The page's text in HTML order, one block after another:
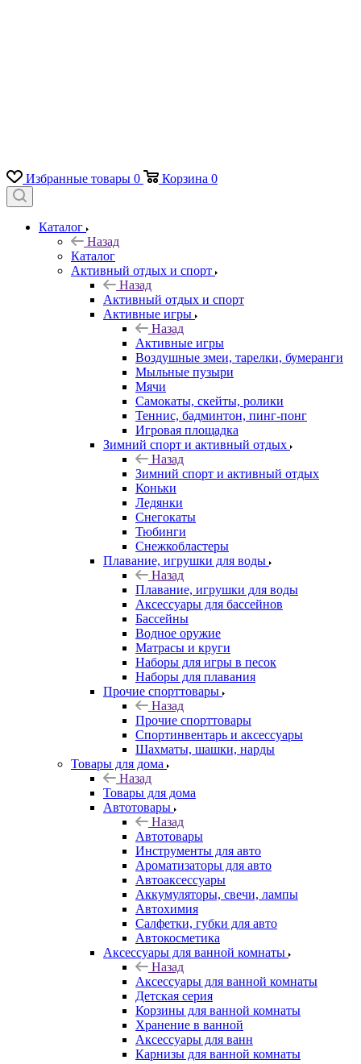
Избранные товары 0 Корзина 0
Каталог
Назад
Каталог
Активный отдых и спорт
Назад
Активный отдых и спорт
Активные игры
Назад
Активные игры
Воздушные змеи, тарелки, бумеранги
Мыльные пузыри
Мячи
Самокаты, скейты, ролики
Теннис, бадминтон, пинг-понг
Игровая площадка
Зимний спорт и активный отдых
Назад
Зимний спорт и активный отдых
Коньки
Ледянки
Снегокаты
Тюбинги
Снежкобластеры
Плавание, игрушки для воды
Назад
Плавание, игрушки для воды
Аксессуары для бассейнов
Бассейны
Водное оружие
Матрасы и круги
Наборы для игры в песок
Наборы для плавания
Прочие спорттовары
Назад
Прочие спорттовары
Спортинвентарь и аксессуары
Шахматы, шашки, нарды
Товары для дома
Назад
Товары для дома
Автотовары
Назад
Автотовары
Инструменты для авто
Ароматизаторы для авто
Автоаксессуары
Аккумуляторы, свечи, лампы
Автохимия
Салфетки, губки для авто
Автокосметика
Аксессуары для ванной комнаты
Назад
Аксессуары для ванной комнаты
Детская серия
Корзины для ванной комнаты
Хранение в ванной
Аксессуары для ванн
Карнизы для ванной комнаты